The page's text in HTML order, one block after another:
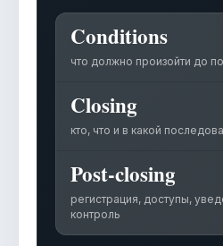
Conditions
что должно произойти до
Closing
кто, что и в какой
Post-closing
регистрация, доступы,
контроль